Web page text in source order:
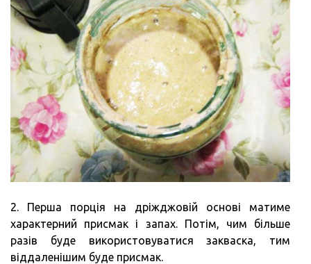
2. Перша порція на дріжджовій основі матиме
характерний присмак і запах. Потім, чим більше
разів буде використовуватися закваска, тим
віддаленішим буде присмак.